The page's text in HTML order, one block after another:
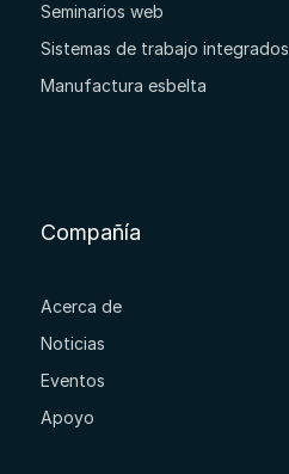
Seminarios web
Sistemas de trabajo integrados
Manufactura esbelta
Compañía
Acerca de
Noticias
Eventos
Apoyo